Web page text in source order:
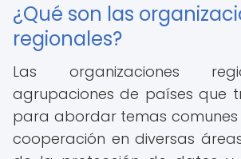
¿Qué son las
regionales?
Las organizaciones
agrupaciones de países que
para abordar temas
cooperación en diversas